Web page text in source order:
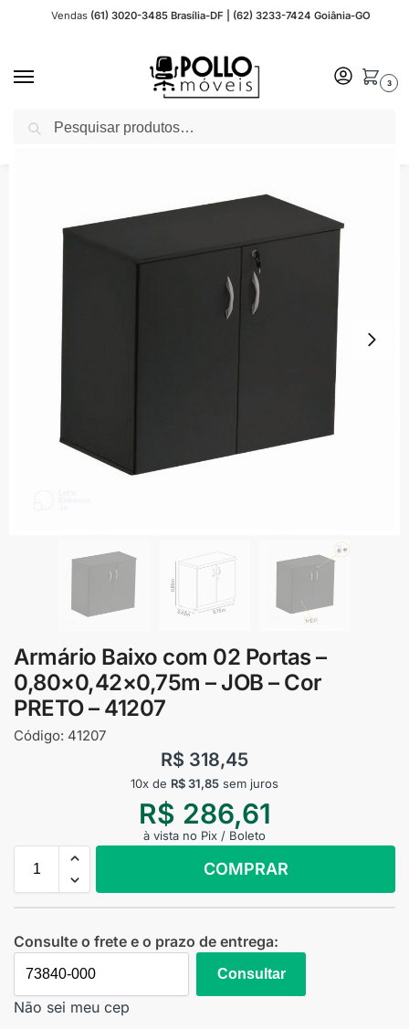
Vendas (61) 3020-3485 Brasília-DF | (62) 3233-7424 Goiânia-GO
3
Início Móveis para Escritório /
Armário Baixo com 02 Portas –
0,80×0,42×0,75m – JOB – Cor
PRETO – 41207
Código: 41207
R$ 318,45
10x de R$31,85 sem juros
R$ 286,61
à vista no Pix / Boleto
COMPRAR
Consulte o frete e o prazo de entrega:
Consultar
Não sei meu cep